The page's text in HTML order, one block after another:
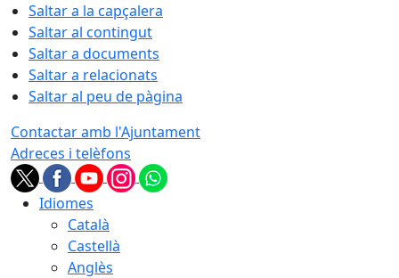
Saltar a la capçalera
Saltar al contingut
Saltar a documents
Saltar a relacionats
Saltar al peu de pàgina
Contactar amb l'Ajuntament
Adreces i telèfons
Idiomes
Català
Castellà
Anglès